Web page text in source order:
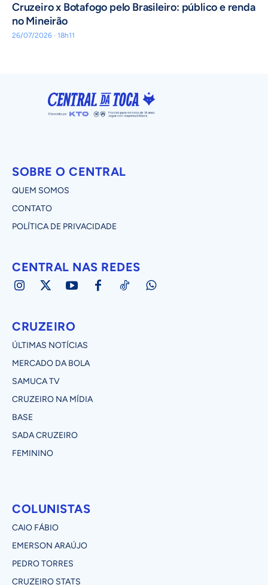
Cruzeiro x Botafogo pelo Brasileiro: público e renda
no Mineirão
26/07/2026 · 18h11
SOBRE O CENTRAL
QUEM SOMOS
CONTATO
POLÍTICA DE PRIVACIDADE
CENTRAL NAS REDES
CRUZEIRO
ÚLTIMAS NOTÍCIAS
MERCADO DA BOLA
SAMUCA TV
CRUZEIRO NA MÍDIA
BASE
SADA CRUZEIRO
FEMININO
COLUNISTAS
CAIO FÁBIO
EMERSON ARAÚJO
PEDRO TORRES
CRUZEIRO STATS